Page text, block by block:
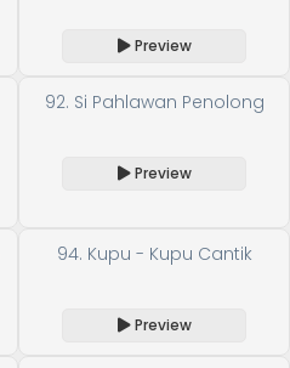
Preview
92. Si Pahlawan Penolong
Preview
94. Kupu - Kupu Cantik
Preview